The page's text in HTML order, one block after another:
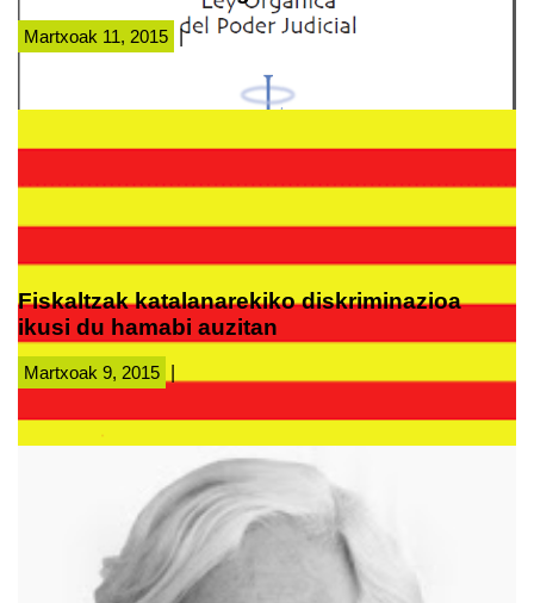
Martxoak 11, 2015 |
Fiskaltzak katalanarekiko diskriminazioa
ikusi du hamabi auzitan
Martxoak 9, 2015